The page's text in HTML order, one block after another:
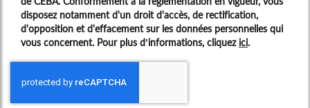
disposez notamment d'un droit d'accès, de rectification,
d'opposition et d'effacement sur les données personnelles qui
vous concernent. Pour plus d’informations, cliquezici.